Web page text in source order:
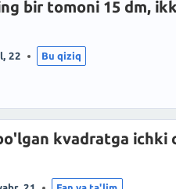
bir tomoni 15 dm,
22 Bu qiziq
kvadratga ichki